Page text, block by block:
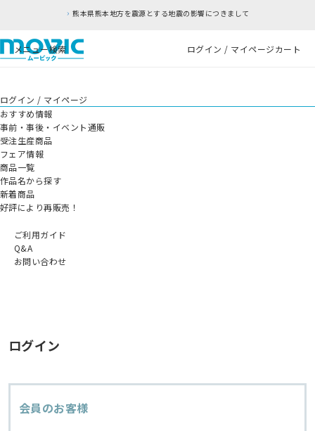
熊本県熊本地方を震源とする地震の影響につきまして
メニュー検索 ログイン / マイページカート
ログイン / マイページ
おすすめ情報
事前・事後・イベント通販
受注生産商品
フェア情報
商品一覧
作品名から探す
新着商品
好評により再販売！
ご利用ガイド
Q&A
お問い合わせ
ログイン
会員のお客様